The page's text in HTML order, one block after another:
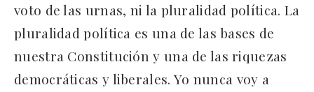
voto de las urnas, ni la pluralidad política. La
pluralidad política es una de las bases de
nuestra Constitución y una de las riquezas
democráticas y liberales. Yo nunca voy a